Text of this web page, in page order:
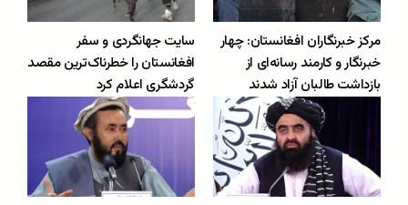
مرکز خبرنگاران افغانستان: چهار
خبرنگار و کارمند رسانه‌ای از
بازداشت طالبان آزاد شدند
سایت جهانگردی و سفر
افغانستان را خطرناک‌ترین مقصد
گردشگری اعلام کرد